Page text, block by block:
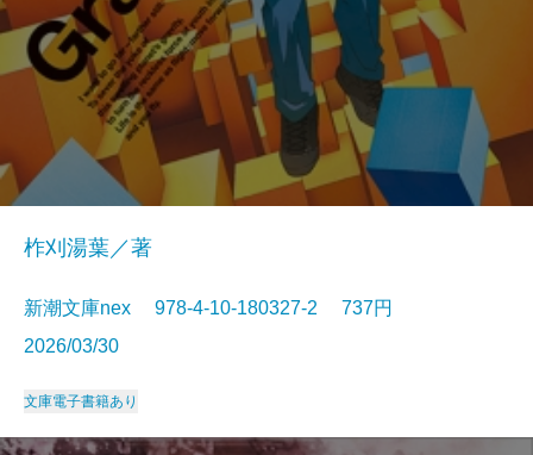
柞刈湯葉／著
新潮文庫nex 978-4-10-180327-2 737円
2026/03/30
文庫電子書籍あり